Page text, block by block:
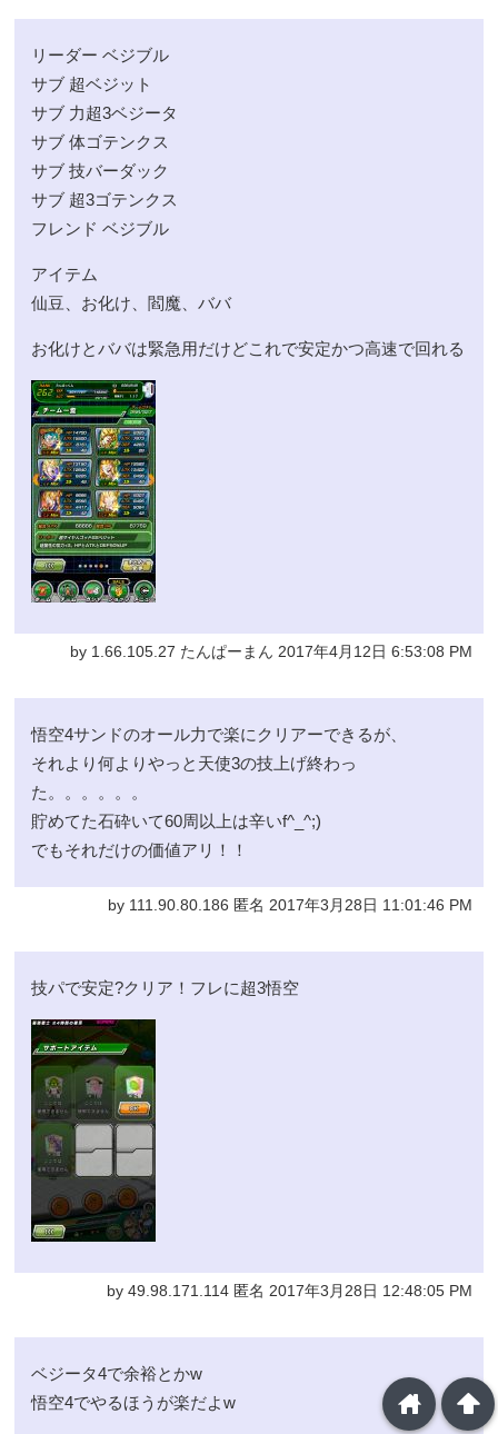
リーダー ベジブル
サブ 超ベジット
サブ 力超3ベジータ
サブ 体ゴテンクス
サブ 技バーダック
サブ 超3ゴテンクス
フレンド ベジブル
アイテム
仙豆、お化け、閻魔、ババ
お化けとババは緊急用だけどこれで安定かつ高速で回れる
by 1.66.105.27 たんぱーまん 2017年4月12日 6:53:08 PM
悟空4サンドのオール力で楽にクリアーできるが、
それより何よりやっと天使3の技上げ終わっ
た。。。。。。
貯めてた石砕いて60周以上は辛いf^_^;)
でもそれだけの価値アリ！！
by 111.90.80.186 匿名 2017年3月28日 11:01:46 PM
技パで安定?クリア！フレに超3悟空
by 49.98.171.114 匿名 2017年3月28日 12:48:05 PM
ベジータ4で余裕とかw
悟空4でやるほうが楽だよw
arrowup
home